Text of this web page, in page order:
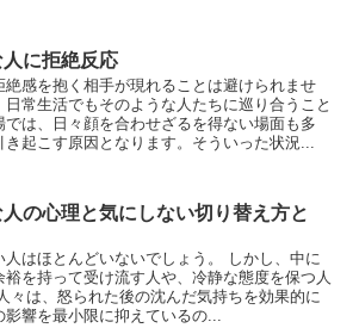
に拒絶反応
絶感を抱く相手が現れることは避けられませ
常生活でもそのような人たちに巡り合うこと
は、日々顔を合わせざるを得ない場面も多
き起こす原因となります。そういった状況...
の心理と気にしない切り替え方と
はほとんどいないでしょう。 しかし、中に
を持って受け流す人や、冷静な態度を保つ人
々は、怒られた後の沈んだ気持ちを効果的に
影響を最小限に抑えているの...